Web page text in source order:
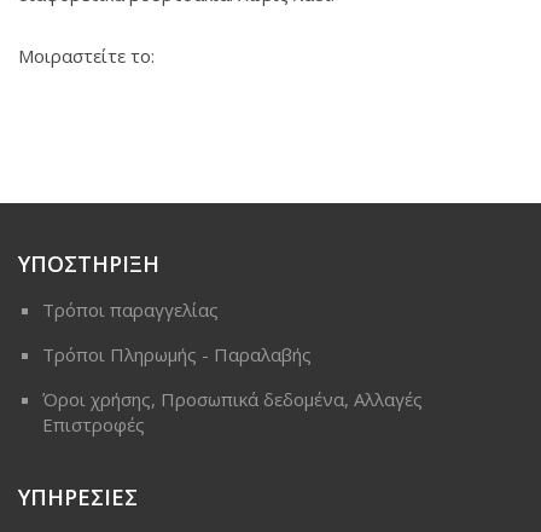
Μοιραστείτε το:
ΥΠΟΣΤΗΡΙΞΗ
Τρόποι παραγγελίας
Τρόποι Πληρωμής - Παραλαβής
Όροι χρήσης, Προσωπικά δεδομένα, Αλλαγές
Επιστροφές
ΥΠΗΡΕΣΙΕΣ